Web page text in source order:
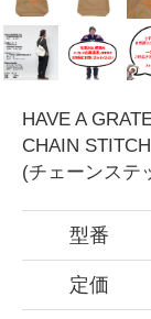
HAVE A
CHAIN
(チェーンステ
型番
定価